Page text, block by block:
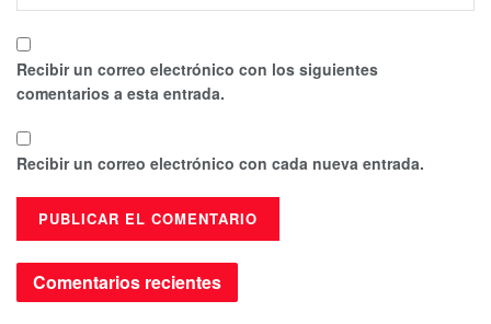
Recibir un correo electrónico con los siguientes
comentarios a esta entrada.
Recibir un correo electrónico con cada nueva entrada.
Comentarios recientes